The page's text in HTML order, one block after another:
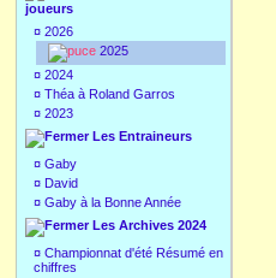
joueurs
¤ 2026
2025
¤ 2024
¤ Théa à Roland Garros
¤ 2023
Les Entraineurs
¤ Gaby
¤ David
¤ Gaby à la Bonne Année
Les Archives 2024
¤ Championnat d'été Résumé en
chiffres